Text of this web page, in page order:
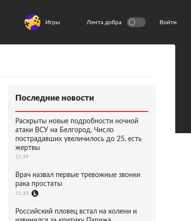
Игры Лента добра Войти
Последние новости
Раскрыты новые подробности ночной
атаки ВСУ на Белгород. Число
пострадавших увеличилось до 25, есть
жертвы
11:39
Врач назвал первые тревожные звонки
рака простаты
11:33
Российский пловец встал на колени и